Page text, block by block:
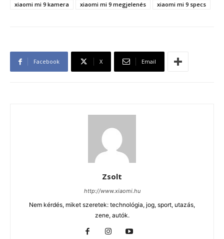
xiaomi mi 9 kamera
xiaomi mi 9 megjelenés xiaomi mi 9 specs
Facebook X Email
Zsolt
http://www.xiaomi.hu
Nem kérdés, miket szeretek: technológia, jog, sport, utazás,
zene, autók.